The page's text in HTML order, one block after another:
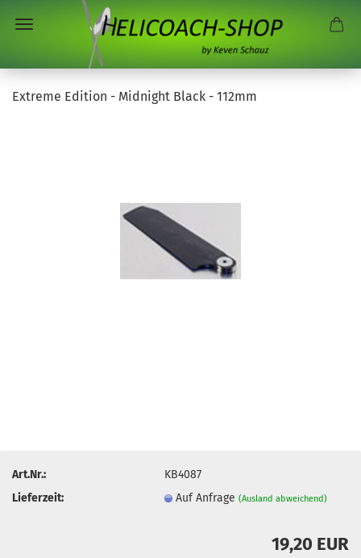
Extreme Edition - Midnight Black - 112mm
Art.Nr.:
KB4087
Lieferzeit:
Auf Anfrage(Ausland abweichend)
19,20 EUR